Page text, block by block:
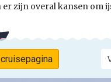
er zijn overal kansen om